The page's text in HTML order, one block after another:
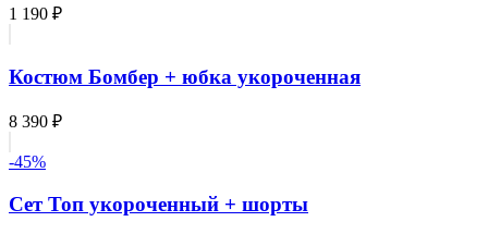
1 190 ₽
Костюм Бомбер + юбка укороченная
8 390 ₽
-45%
Сет Топ укороченный + шорты